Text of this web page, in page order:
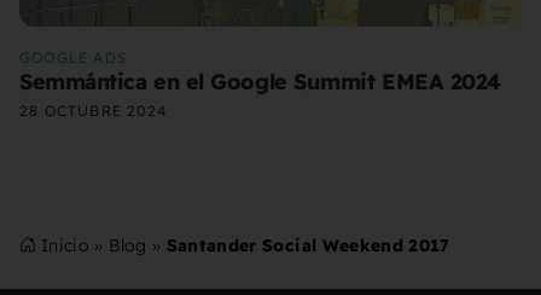
GOOGLE ADS
Semmántica en el Google Summit EMEA 2024
28 OCTUBRE 2024
Inicio » Blog » Santander Social Weekend 2017